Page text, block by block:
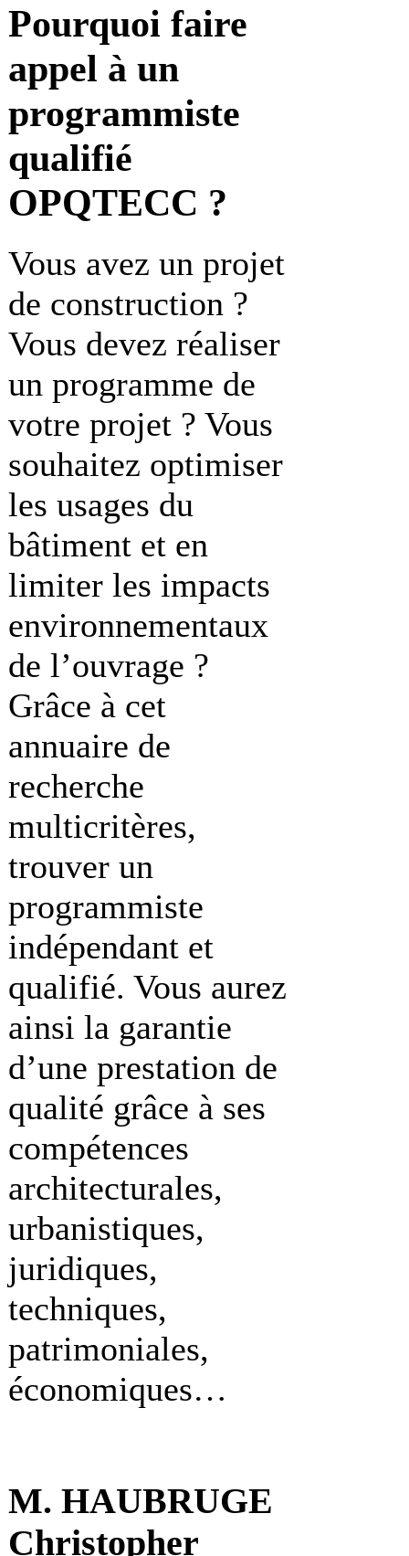
Pourquoi faire
appel à un
programmiste
qualifié
OPQTECC ?
Vous avez un projet
de construction ?
Vous devez réaliser
un programme de
votre projet ? Vous
souhaitez optimiser
les usages du
bâtiment et en
limiter les impacts
environnementaux
de l’ouvrage ?
Grâce à cet
annuaire de
recherche
multicritères,
trouver un
programmiste
indépendant et
qualifié. Vous aurez
ainsi la garantie
d’une prestation de
qualité grâce à ses
compétences
architecturales,
urbanistiques,
juridiques,
techniques,
patrimoniales,
économiques…
M. HAUBRUGE
Christopher